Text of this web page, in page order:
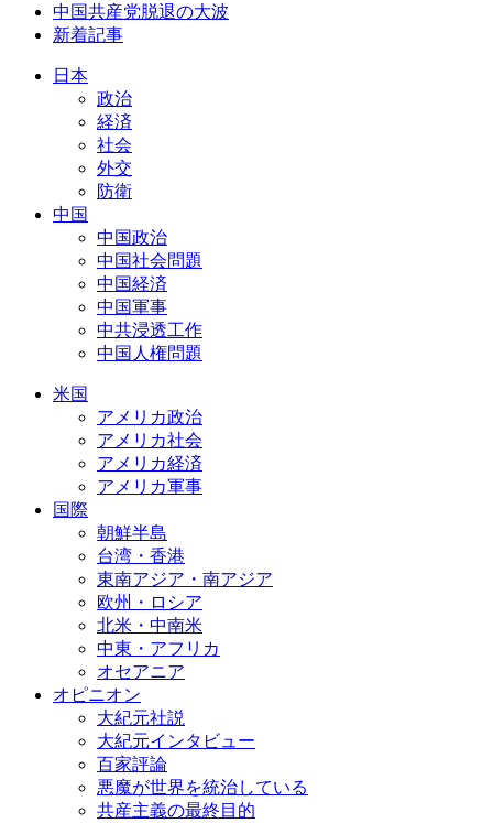
中国共産党脱退の大波
新着記事
日本
政治
経済
社会
外交
防衛
中国
中国政治
中国社会問題
中国経済
中国軍事
中共浸透工作
中国人権問題
米国
アメリカ政治
アメリカ社会
アメリカ経済
アメリカ軍事
国際
朝鮮半島
台湾・香港
東南アジア・南アジア
欧州・ロシア
北米・中南米
中東・アフリカ
オセアニア
オピニオン
大紀元社説
大紀元インタビュー
百家評論
悪魔が世界を統治している
共産主義の最終目的